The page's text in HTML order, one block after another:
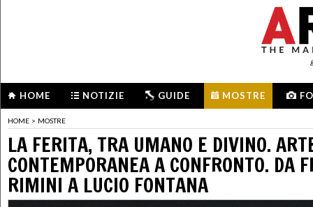
HOME NOTIZIE GUIDE MOSTRE
HOME > MOSTRE
LA FERITA, TRA UMANO E DIVINO.
CONTEMPORANEA A CONFRONTO. DA
RIMINI A LUCIO FONTANA